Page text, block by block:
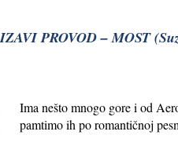
PROVOD – MOST
Ima nešto mnogo gore i od
pamtimo ih po romantičnoj